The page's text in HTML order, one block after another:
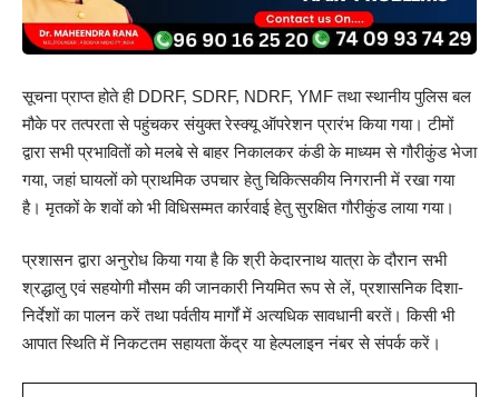
सूचना प्राप्त होते ही DDRF, SDRF, NDRF, YMF तथा स्थानीय पुलिस बल
मौके पर तत्परता से पहुंचकर संयुक्त रेस्क्यू ऑपरेशन प्रारंभ किया गया। टीमों
द्वारा सभी प्रभावितों को मलबे से बाहर निकालकर कंडी के माध्यम से गौरीकुंड भेजा
गया, जहां घायलों को प्राथमिक उपचार हेतु चिकित्सकीय निगरानी में रखा गया
है। मृतकों के शवों को भी विधिसम्मत कार्रवाई हेतु सुरक्षित गौरीकुंड लाया गया।
प्रशासन द्वारा अनुरोध किया गया है कि श्री केदारनाथ यात्रा के दौरान सभी
श्रद्धालु एवं सहयोगी मौसम की जानकारी नियमित रूप से लें, प्रशासनिक दिशा-
निर्देशों का पालन करें तथा पर्वतीय मार्गों में अत्यधिक सावधानी बरतें। किसी भी
आपात स्थिति में निकटतम सहायता केंद्र या हेल्पलाइन नंबर से संपर्क करें।